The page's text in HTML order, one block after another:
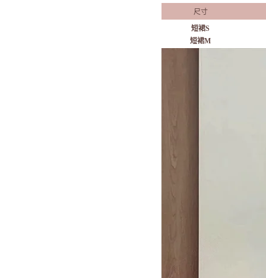
尺寸
短裙S
短裙M